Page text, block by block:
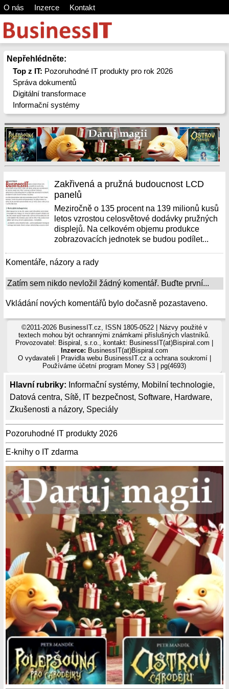
O nás Inzerce Kontakt
Nepřehlédněte:
Top z IT: Pozoruhodné IT produkty pro rok 2026
Správa dokumentů
Digitální transformace
Informační systémy
Hlavní rubriky: Informační systémy, Mobilní technologie,
Datová centra, Sítě, IT bezpečnost, Software, Hardware,
Zkušenosti a názory, Speciály
Pozoruhodné IT produkty 2026
E-knihy o IT zdarma
Zakřivená a pružná budoucnost LCD
panelů
Meziročně o 135 procent na 139 milionů kusů
letos vzrostou celosvětové dodávky pružných
displejů. Na celkovém objemu produkce
zobrazovacích jednotek se budou podílet...
Komentáře, názory a rady
Zatím sem nikdo nevložil žádný komentář. Buďte první...
Vkládání nových komentářů bylo dočasně pozastaveno.
©2011-2026 BusinessIT.cz, ISSN 1805-0522 | Názvy použité v
textech mohou být ochrannými známkami příslušných vlastníků.
Provozovatel: Bispiral, s.r.o., kontakt: BusinessIT(at)Bispiral.com |
Inzerce: BusinessIT(at)Bispiral.com
O vydavateli
Pravidla webu BusinessIT.cz a ochrana soukromí|
Používámeúčetní program Money S3 | pg(4693)